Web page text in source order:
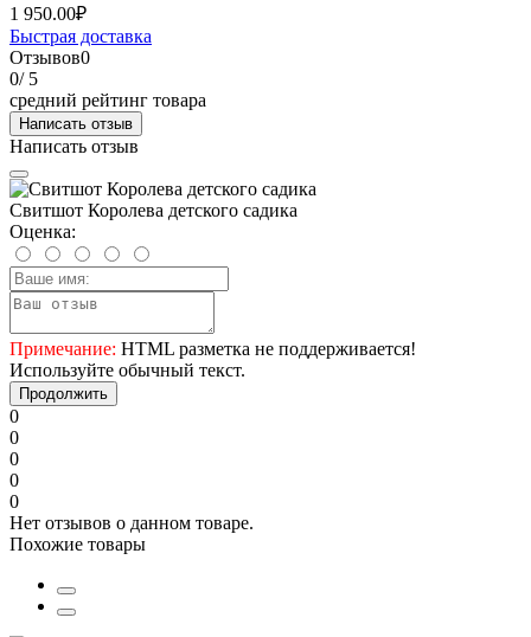
1 950.00₽
Быстрая доставка
Отзывов0
0/ 5
средний рейтинг товара
Написать отзыв
Написать отзыв
Свитшот Королева детского садика
Оценка:
Примечание: HTML разметка не поддерживается!
Используйте обычный текст.
Продолжить
0
0
0
0
0
Нет отзывов о данном товаре.
Похожие товары